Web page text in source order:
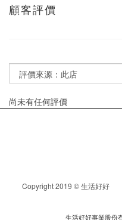
顧客評價
尚未有任何評價
Copyright 2019 © 生活
生活好好事業股份